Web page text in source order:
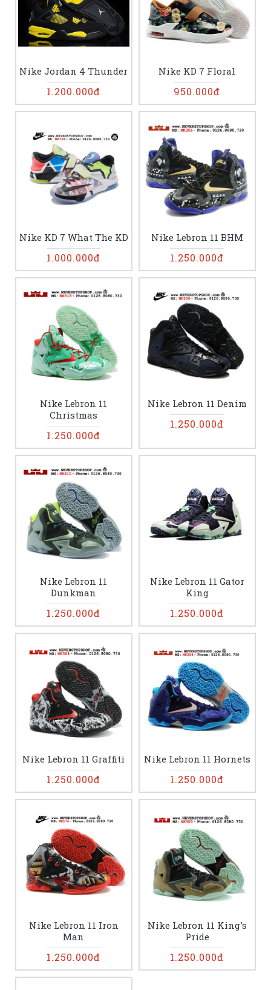
Nike Jordan 4 Thunder
1.200.000đ
Nike KD 7 Floral
950.000đ
Nike KD 7 What The KD
1.000.000đ
Nike Lebron 11 BHM
1.250.000đ
Nike Lebron 11
Christmas
1.250.000đ
Nike Lebron 11 Denim
1.250.000đ
Nike Lebron 11
Dunkman
1.250.000đ
Nike Lebron 11 Gator
King
1.250.000đ
Nike Lebron 11 Graffiti
1.250.000đ
Nike Lebron 11 Hornets
1.250.000đ
Nike Lebron 11 Iron
Man
1.250.000đ
Nike Lebron 11 King's
Pride
1.250.000đ